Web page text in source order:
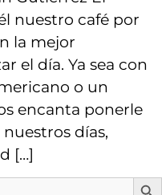
nuestro café por
la mejor
el día. Ya sea con
o un
encanta ponerle
días,
[…]